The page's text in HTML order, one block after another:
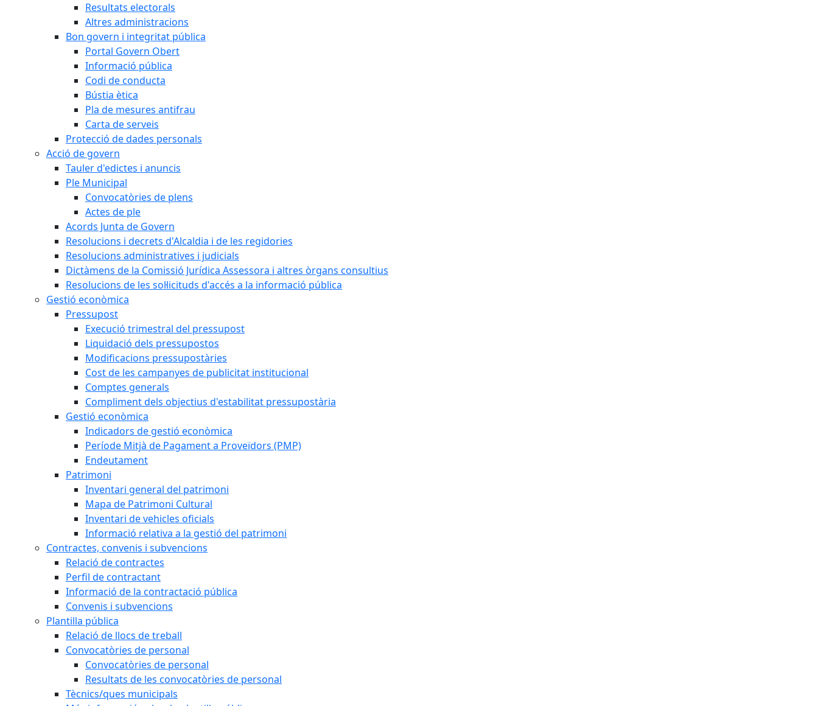
Resultats electorals
Altres administracions
Bon govern i integritat pública
Portal Govern Obert
Informació pública
Codi de conducta
Bústia ètica
Pla de mesures antifrau
Carta de serveis
Protecció de dades personals
Acció de govern
Tauler d'edictes i anuncis
Ple Municipal
Convocatòries de plens
Actes de ple
Acords Junta de Govern
Resolucions i decrets d'Alcaldia i de les regidories
Resolucions administratives i judicials
Dictàmens de la Comissió Jurídica Assessora i altres òrgans consultius
Resolucions de les sol·licituds d'accés a la informació pública
Gestió econòmica
Pressupost
Execució trimestral del pressupost
Liquidació dels pressupostos
Modificacions pressupostàries
Cost de les campanyes de publicitat institucional
Comptes generals
Compliment dels objectius d'estabilitat pressupostària
Gestió econòmica
Indicadors de gestió econòmica
Període Mitjà de Pagament a Proveïdors (PMP)
Endeutament
Patrimoni
Inventari general del patrimoni
Mapa de Patrimoni Cultural
Inventari de vehicles oficials
Informació relativa a la gestió del patrimoni
Contractes, convenis i subvencions
Relació de contractes
Perfil de contractant
Informació de la contractació pública
Convenis i subvencions
Plantilla pública
Relació de llocs de treball
Convocatòries de personal
Convocatòries de personal
Resultats de les convocatòries de personal
Tècnics/ques municipals